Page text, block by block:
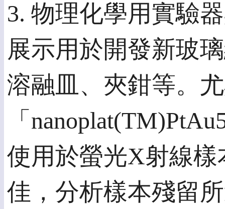
3. 物理化學用實驗
展示用於開發新玻
溶融皿、夾鉗等。
「
使用於螢光X射線
佳，分析樣本殘留